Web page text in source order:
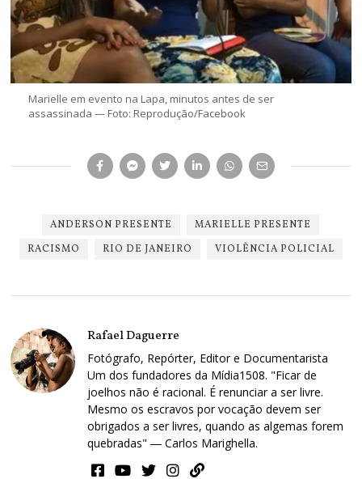
Marielle em evento na Lapa, minutos antes de ser
assassinada — Foto: Reprodução/Facebook
ANDERSON PRESENTE
MARIELLE PRESENTE
RACISMO
RIO DE JANEIRO VIOLÊNCIA POLICIAL
Rafael Daguerre
Fotógrafo, Repórter, Editor e Documentarista
Um dos fundadores da Mídia1508. "Ficar de
joelhos não é racional. É renunciar a ser livre.
Mesmo os escravos por vocação devem ser
obrigados a ser livres, quando as algemas forem
quebradas" ― Carlos Marighella.